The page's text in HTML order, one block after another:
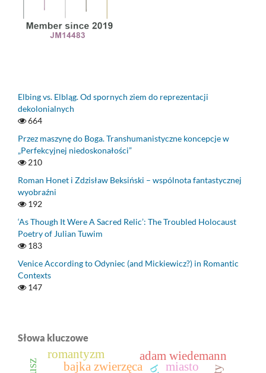
Elbing vs. Elbląg. Od spornych ziem do reprezentacji
dekolonialnych
664
Przez maszynę do Boga. Transhumanistyczne koncepcje w
„Perfekcyjnej niedoskonałości”
210
Roman Honet i Zdzisław Beksiński – wspólnota fantastycznej
wyobraźni
192
‘As Though It Were A Sacred Relic’: The Troubled Holocaust
Poetry of Julian Tuwim
183
Venice According to Odyniec (and Mickiewicz?) in Romantic
Contexts
147
Słowa kluczowe
adam wiedemann
bajka zwierzęca miasto
romantyzm